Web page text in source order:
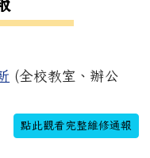
(全校教室、辦公
點此觀看完整維修通報